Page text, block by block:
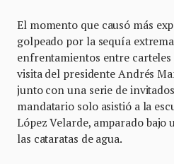
El momento que causó más
golpeado por la sequía
enfrentamientos entre
visita del presidente Andrés
junto con una serie de
mandatario solo asistió a la
López Velarde, amparado bajo
las cataratas de agua.